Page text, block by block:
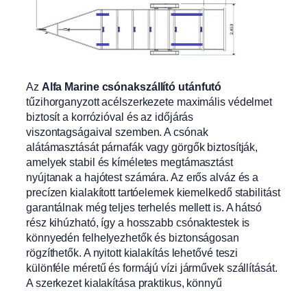
Az Alfa Marine csónakszállító utánfutó
tűzihorganyzott acélszerkezete maximális védelmet
biztosít a korrózióval és az időjárás
viszontagságaival szemben. A csónak
alátámasztását párnafák vagy görgők biztosítják,
amelyek stabil és kíméletes megtámasztást
nyújtanak a hajótest számára. Az erős alváz és a
precízen kialakított tartóelemek kiemelkedő stabilitást
garantálnak még teljes terhelés mellett is. A hátsó
rész kihúzható, így a hosszabb csónaktestek is
könnyedén felhelyezhetők és biztonságosan
rögzíthetők. A nyitott kialakítás lehetővé teszi
különféle méretű és formájú vízi járművek szállítását.
A szerkezet kialakítása praktikus, könnyű